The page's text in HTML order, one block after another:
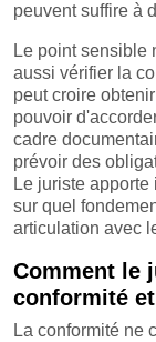
peuvent suffire à
Le point sensible
aussi vérifier la
peut croire
pouvoir
cadre
prévoir des
Le juriste
sur quel
articulation avec
Comment le
conformité
La conformité ne